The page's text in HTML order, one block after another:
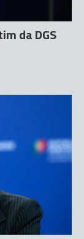
da DGS